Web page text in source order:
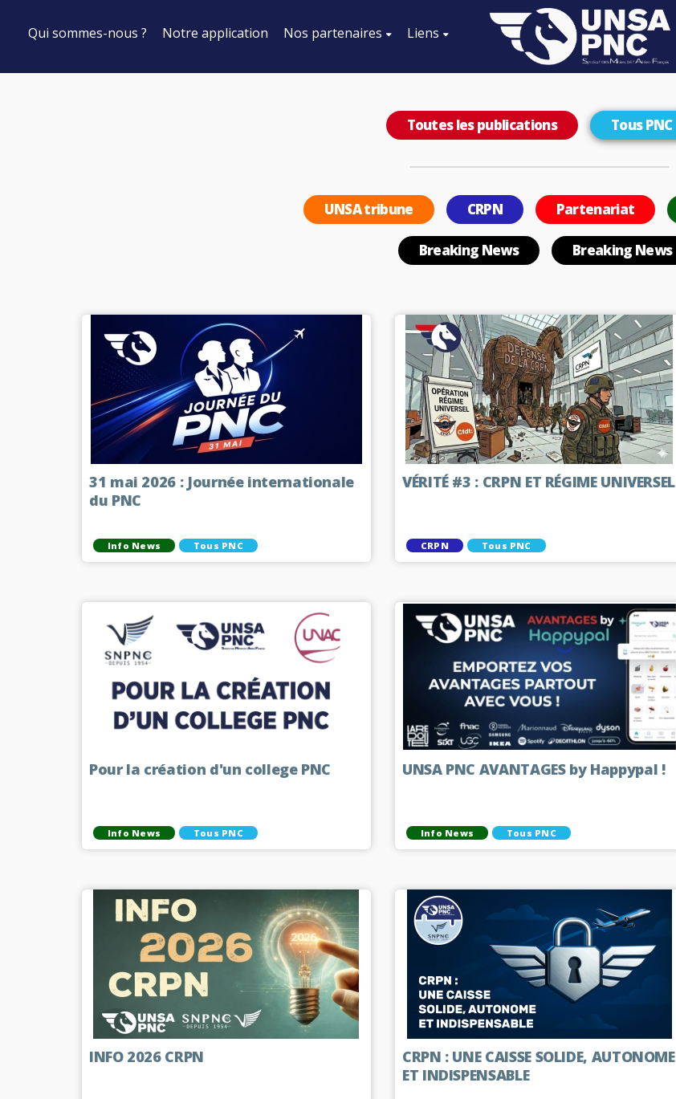
Qui sommes-nous ? Notre application Nos partenaires Liens
Toutes les publications Tous PNC
UNSA tribune CRPN Partenariat
Breaking News Breaking News
31 mai 2026 : Journée internationale
du PNC
Info News Tous PNC
VÉRITÉ #3 : CRPN ET RÉGIME UNIVERSEL
CRPN Tous PNC
Pour la création d'un college PNC
Info News Tous PNC
UNSA PNC AVANTAGES by Happypal !
Info News Tous PNC
INFO 2026 CRPN
CRPN : UNE CAISSE SOLIDE, AUTONOME
ET INDISPENSABLE